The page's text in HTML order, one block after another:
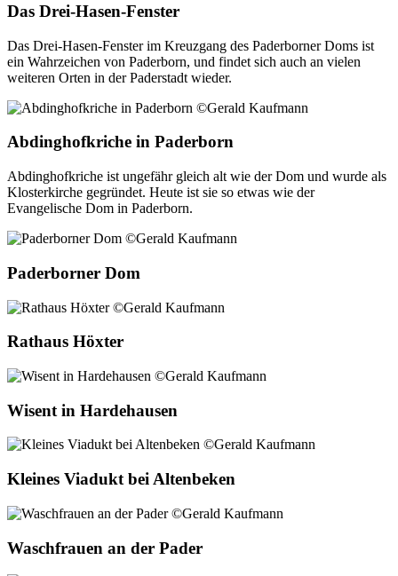
Das Drei-Hasen-Fenster
Das Drei-Hasen-Fenster im Kreuzgang des Paderborner Doms ist
ein Wahrzeichen von Paderborn, und findet sich auch an vielen
weiteren Orten in der Paderstadt wieder.
Abdinghofkriche in Paderborn
Abdinghofkriche ist ungefähr gleich alt wie der Dom und wurde als
Klosterkirche gegründet. Heute ist sie so etwas wie der
Evangelische Dom in Paderborn.
Paderborner Dom
Rathaus Höxter
Wisent in Hardehausen
Kleines Viadukt bei Altenbeken
Waschfrauen an der Pader